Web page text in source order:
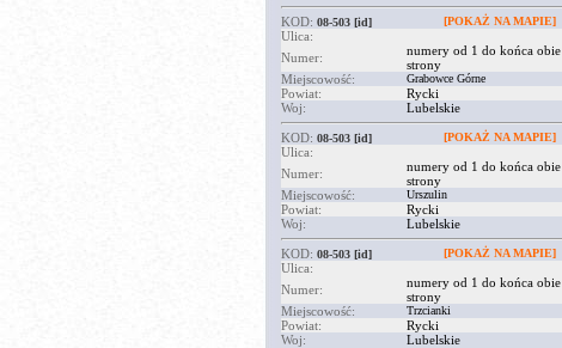
KOD: 08-503 [id] [POKAŻ NA MAPIE]
Ulica:
Numer:
numery od 1 do końca obie
strony
Miejscowość:
Grabowce Górne
Powiat:
Rycki
Woj:
Lubelskie
KOD: 08-503 [id] [POKAŻ NA MAPIE]
Ulica:
Numer:
numery od 1 do końca obie
strony
Miejscowość:
Urszulin
Powiat:
Rycki
Woj:
Lubelskie
KOD: 08-503 [id] [POKAŻ NA MAPIE]
Ulica:
Numer:
numery od 1 do końca obie
strony
Miejscowość:
Trzcianki
Powiat:
Rycki
Woj:
Lubelskie